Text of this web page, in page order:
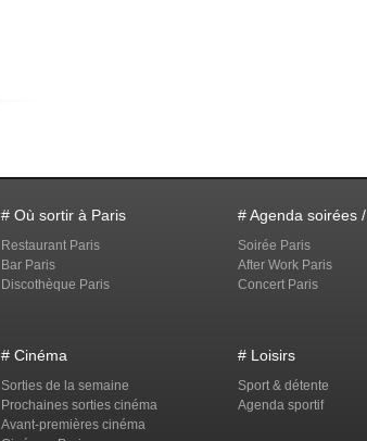
# Où sortir à Paris
Restaurant Paris
Bar Paris
Discothèque Paris
# Agenda soirées
Soirée Paris
After Work Paris
Concert Paris
# Cinéma
Sorties de la semaine
Prochaines sorties cinéma
Avant-premières cinéma
# Loisirs
Sport & détente
Agenda sportif